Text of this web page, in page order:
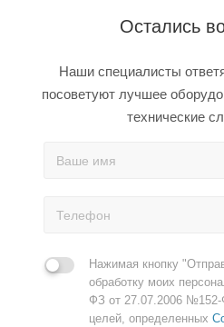
Остались
Наши специалисты
посоветуют лучшее
технические
Нажимая кнопку
обработку моих
ФЗ от 27.07.2006
целей, определенных